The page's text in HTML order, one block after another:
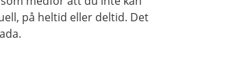
på heltid eller deltid. Det